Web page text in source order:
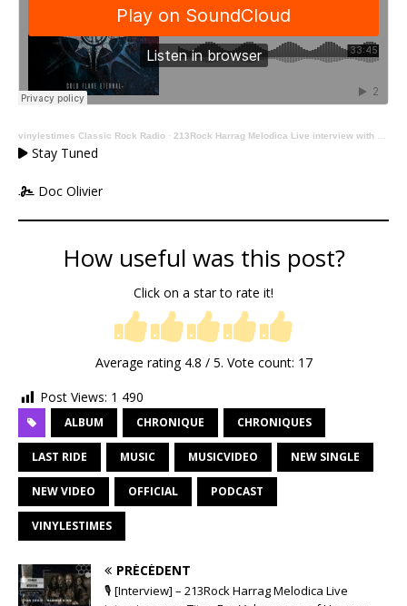
vinylestimes Classic Rock Radio · 213Rock Harrag Melodica Live interview with Tuomas Saukkonen of Before The Dawn 24 06 2025 on Vinylestimes Classic Rock Radio
Stay Tuned
Doc Olivier
How useful was this post?
Click on a star to rate it!
Average rating 4.8 / 5. Vote count: 17
Post Views: 1 490
ALBUM CHRONIQUE CHRONIQUES
LAST RIDE MUSIC MUSICVIDEO NEW SINGLE
NEW VIDEO OFFICIAL PODCAST
VINYLESTIMES
PRÉCÉDENT
🎙 [Interview] – 213Rock Harrag Melodica Live